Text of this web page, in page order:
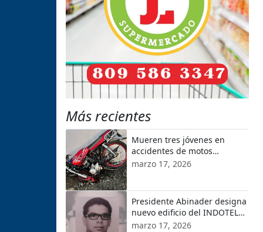
Más recientes
Mueren tres jóvenes en
accidentes de motos
ocurridos en localidades de
marzo 17, 2026
Presidente Abinader designa
nuevo edificio del INDOTEL
con el nombre de Orlando
marzo 17, 2026